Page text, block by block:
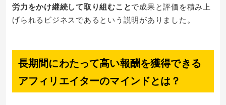
労力をかけ継続して取り組むことで成果と評価を積み上
げられるビジネスであるという説明がありました。
長期間にわたって高い報酬を獲得できる
アフィリエイターのマインドとは？